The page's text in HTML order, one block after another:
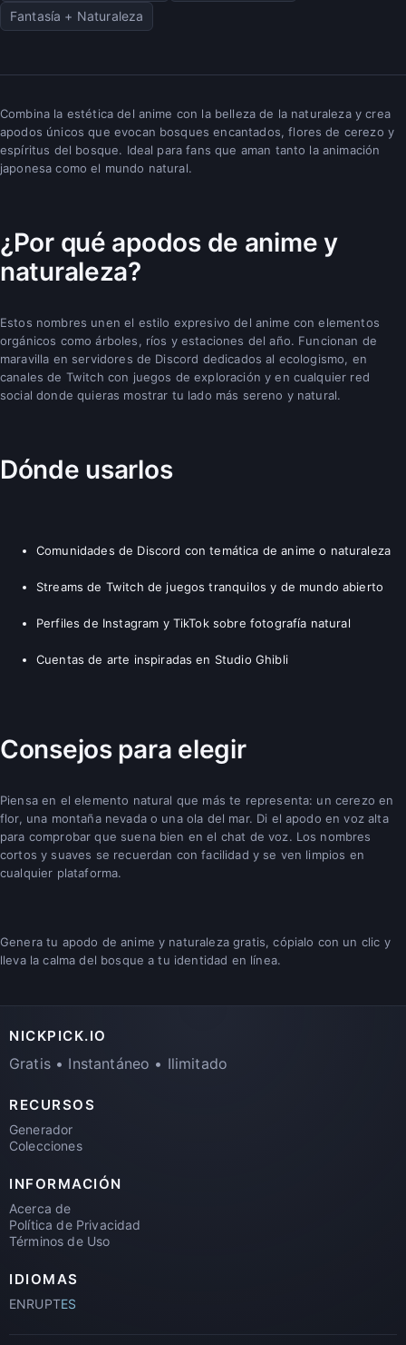
Fantasía + Naturaleza
Combina la estética del anime con la belleza de la naturaleza y crea
apodos únicos que evocan bosques encantados, flores de cerezo y
espíritus del bosque. Ideal para fans que aman tanto la animación
japonesa como el mundo natural.
¿Por qué apodos de anime y
naturaleza?
Estos nombres unen el estilo expresivo del anime con elementos
orgánicos como árboles, ríos y estaciones del año. Funcionan de
maravilla en servidores de Discord dedicados al ecologismo, en
canales de Twitch con juegos de exploración y en cualquier red
social donde quieras mostrar tu lado más sereno y natural.
Dónde usarlos
Comunidades de Discord con temática de anime o naturaleza
Streams de Twitch de juegos tranquilos y de mundo abierto
Perfiles de Instagram y TikTok sobre fotografía natural
Cuentas de arte inspiradas en Studio Ghibli
Consejos para elegir
Piensa en el elemento natural que más te representa: un cerezo en
flor, una montaña nevada o una ola del mar. Di el apodo en voz alta
para comprobar que suena bien en el chat de voz. Los nombres
cortos y suaves se recuerdan con facilidad y se ven limpios en
cualquier plataforma.
Genera tu apodo de anime y naturaleza gratis, cópialo con un clic y
lleva la calma del bosque a tu identidad en línea.
NICKPICK.IO
Gratis • Instantáneo • Ilimitado
RECURSOS
Generador
Colecciones
INFORMACIÓN
Acerca de
Política de Privacidad
Términos de Uso
IDIOMAS
ENRUPTES